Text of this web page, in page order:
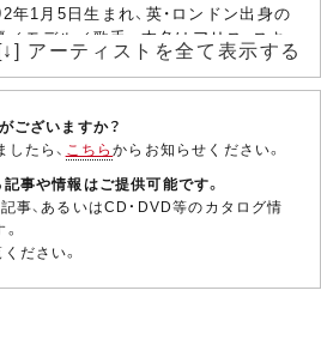
年1月5日生まれ、英・ロンドン出身の
／モデル／歌手。本名はアリス・スキ・
ーターハウス。16歳の時に見出され
デルとしてのキャリアを開始。トミー
ドモデルや、バーバリーなどでラン
アン・レイノルズ
年10月23日生まれ、 カナダ・ブリテ
アーティストを全て表示する
ございますか？
たら、 こちらからお知らせください。
事や情報はご提供可能です。
事、あるいはCD・DVD等のカタログ情
ださい。